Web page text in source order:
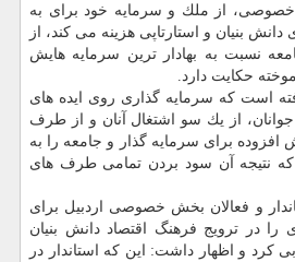
خصوصی، از ملك و سرمایه خود برای به
بنیان و استارتاپی هزینه می كند، از
نسبت به بهادار ترین سرمایه هایش
حكایت دارد.
است كه سرمایه گذاری روی ایده های
جوانان، از یك سو اشتغال آنان و از طرف
برای سرمایه گذار و جامعه را به
كه نتیجه آن سود بردن تمامی طرف های
و فعالان بخش خصوصی اردبیل برای
را در ترویج فرهنگ اقتصاد دانش بنیان
كرد و اظهار داشت: این كه استاندار در